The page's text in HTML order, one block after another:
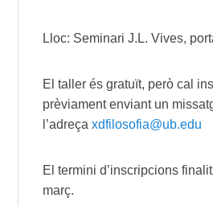
Lloc: Seminari J.L. Vives,
El taller és gratuït, però cal
prèviament enviant un
l’adreça xdfilosofia@ub.edu
El termini d’inscripcions
març.